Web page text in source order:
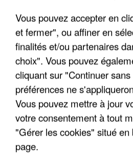
UNE TOURISTE DE L’OISE
COULÉE DE BOUE EN
Vous pouvez accepter en
et fermer", ou affiner en
finalités et/ou partenaires
choix". Vous pouvez
cliquant sur "Continuer
préférences ne
Vous pouvez mettre à jour
votre consentement à tout
"Gérer les cookies" situé en
page.